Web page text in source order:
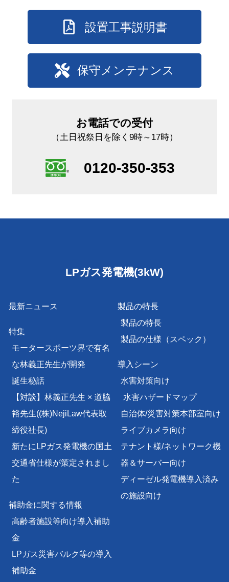
設置工事説明書
保守メンテナンス
お電話での受付
（土日祝祭日を除く9時～17時）
0120-350-353
LPガス発電機(3kW)
最新ニュース
特集
モータースポーツ界で有名
な林義正先生が開発
誕生秘話
【対談】林義正先生 × 道脇
裕先生((株)NejiLaw代表取
締役社長)
新たにLPガス発電機の国土
交通省仕様が策定されまし
た
補助金に関する情報
高齢者施設等向け導入補助
金
LPガス災害バルク等の導入
補助金
製品の特長
製品の特長
製品の仕様（スペック）
導入シーン
水害対策向け
水害ハザードマップ
自治体/災害対策本部室向け
ライブカメラ向け
テナント様/ネットワーク機
器＆サーバー向け
ディーゼル発電機導入済み
の施設向け